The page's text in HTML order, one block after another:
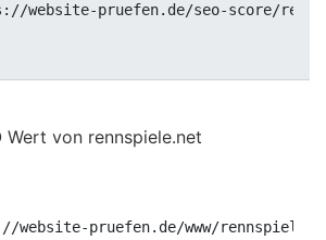
website-pruefen.de/seo-score/
website-pruefen.de/www/